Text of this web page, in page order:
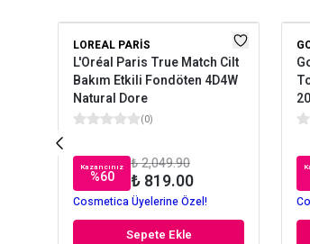
LOREAL PARIS
L'Oréal Paris True Match Cilt
Bakım Etkili Fondöten 4D4W
Natural Dore
(0)
Kazancınız
%60
₺ 2,049.90
₺ 819.00
Cosmetica Üyelerine Özel!
Sepete Ekle